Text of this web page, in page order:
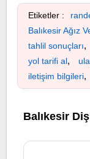
Etiketler :
Balıkesir Ağız
tahlil sonuçları,
yol tarifi al,
iletişim bilgileri,
Balıkesir